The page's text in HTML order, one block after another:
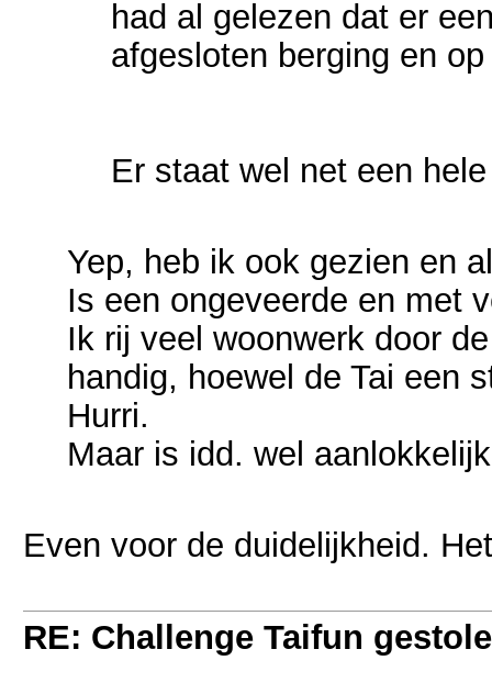
had al gelezen dat er
afgesloten berging en
Er staat wel net een
Yep, heb ik ook gezien en
Is een ongeveerde en met
Ik rij veel woonwerk door
handig, hoewel de Tai een
Hurri.
Maar is idd. wel
Even voor de duidelijkheid.
RE: Challenge Taifun